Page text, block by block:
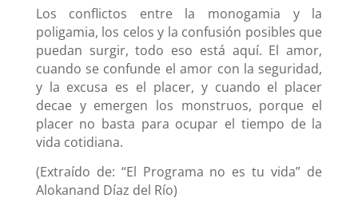
Los conflictos entre la monogamia y la
poligamia, los celos y la confusión posibles que
puedan surgir, todo eso está aquí. El amor,
cuando se confunde el amor con la seguridad,
y la excusa es el placer, y cuando el placer
decae y emergen los monstruos, porque el
placer no basta para ocupar el tiempo de la
vida cotidiana.
(Extraído de: “El Programa no es tu vida” de
Alokanand Díaz del Río)